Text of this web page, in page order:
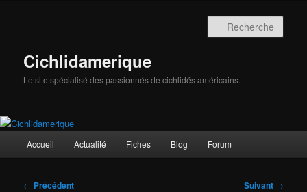
Cichlidamerique
Le site spécialisé des passionnés de cichlidés américains.
principal
Accueil Actualité Fiches Blog Forum
Navigation
← Précédent Suivant →